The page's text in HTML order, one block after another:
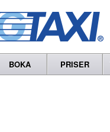
BOKA PRISER